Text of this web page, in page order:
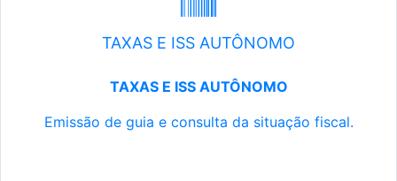
TAXAS E ISS AUTÔNOMO
TAXAS E ISS AUTÔNOMO
Emissão de guia e consulta da situação fiscal.